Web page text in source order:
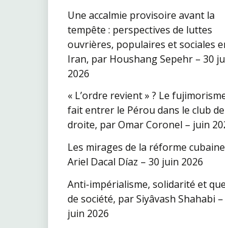
Une accalmie provisoire avant la
tempête : perspectives de luttes
ouvrières, populaires et sociales
Iran, par Houshang Sepehr – 30
2026
« L’ordre revient » ? Le
fait entrer le Pérou dans le club
droite, par Omar Coronel – juin
Les mirages de la réforme
Ariel Dacal Díaz – 30 juin 2026
Anti-impérialisme, solidarité et
de société, par Siyâvash Shahabi
juin 2026